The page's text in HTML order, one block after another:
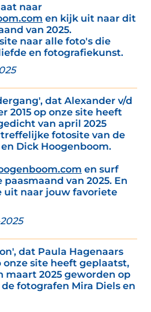
naar
en kijk uit naar dit
van 2025.
naar alle foto's die
en fotografiekunst.
dat Alexander v/d
2015 op onze site heeft
van april 2025
fotosite van de
Dick Hoogenboom.
en surf
van 2025. En
uit naar jouw favoriete
dat Paula Hagenaars
onze site heeft geplaatst,
maart 2025 geworden op
fotografen Mira Diels en